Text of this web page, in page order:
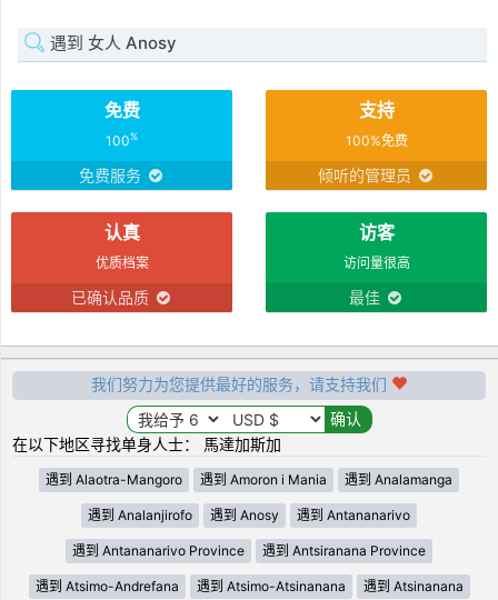
遇到 女人 Anosy
免费
100%
免费服务
支持
100%免费
倾听的管理员
认真
优质档案
已确认品质
访客
访问量很高
最佳
我们努力为您提供最好的服务，请支持我们
在以下地区寻找单身人士： 馬達加斯加
遇到 Alaotra-Mangoro 遇到 Amoron i Mania 遇到 Analamanga
遇到 Analanjirofo 遇到 Anosy 遇到 Antananarivo
遇到 Antananarivo Province 遇到 Antsiranana Province
遇到 Atsimo-Andrefana 遇到 Atsimo-Atsinanana 遇到 Atsinanana